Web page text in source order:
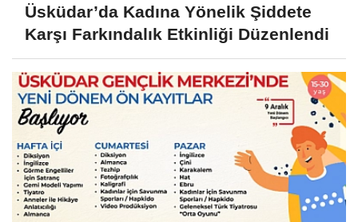
Üsküdar’da Kadına Yönelik Şiddete
Karşı Farkındalık Etkinliği Düzenlendi